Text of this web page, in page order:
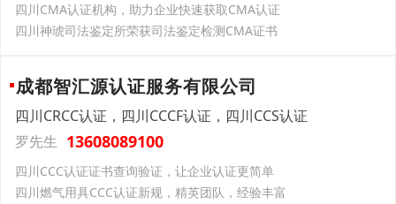
四川CMA认证机构，助力企业快速获取CMA认证
四川神琥司法鉴定所荣获司法鉴定检测CMA证书
成都智汇源认证服务有限公司
四川CRCC认证，四川CCCF认证，四川CCS认证
罗先生 13608089100
四川CCC认证证书查询验证​，让企业认证更简单
四川燃气用具CCC认证新规​，精英团队，经验丰富